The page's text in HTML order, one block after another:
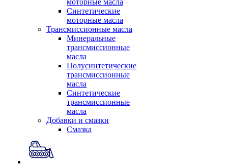
моторные масла
Синтетические
моторные масла
Трансмиссионные масла
Минеральные
трансмиссионные
масла
Полусинтетические
трансмиссионные
масла
Синтетические
трансмиссионные
масла
Добавки и смазки
Смазка